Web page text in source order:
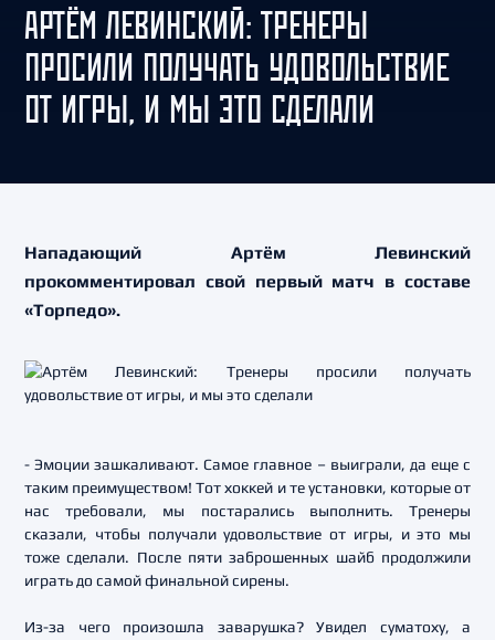
АРТЁМ ЛЕВИНСКИЙ: ТРЕНЕРЫ
ПРОСИЛИ ПОЛУЧАТЬ УДОВОЛЬСТВИЕ
ОТ ИГРЫ, И МЫ ЭТО СДЕЛАЛИ
Нападающий Артём Левинский
прокомментировал свой первый матч в составе
«Торпедо».
- Эмоции зашкаливают. Самое главное – выиграли, да еще с
таким преимуществом! Тот хоккей и те установки, которые от
нас требовали, мы постарались выполнить. Тренеры
сказали, чтобы получали удовольствие от игры, и это мы
тоже сделали. После пяти заброшенных шайб продолжили
играть до самой финальной сирены.
Из-за чего произошла заварушка? Увидел суматоху, а